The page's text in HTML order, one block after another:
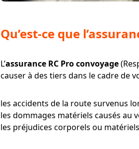
Qu’est-ce que
L’assurance RC Pro convoyage
causer à des tiers dans le cadre de
les accidents de la route survenus
les dommages matériels causés au
les préjudices corporels ou